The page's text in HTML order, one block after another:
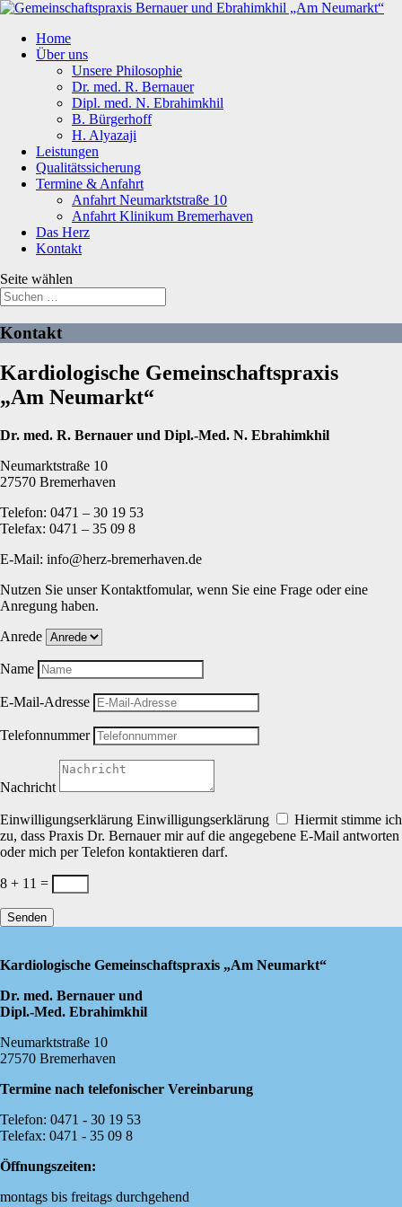
Home
Über uns
Unsere Philosophie
Dr. med. R. Bernauer
Dipl. med. N. Ebrahimkhil
B. Bürgerhoff
H. Alyazaji
Leistungen
Qualitätssicherung
Termine & Anfahrt
Anfahrt Neumarktstraße 10
Anfahrt Klinikum Bremerhaven
Das Herz
Kontakt
Seite wählen
Kontakt
Kardiologische Gemeinschaftspraxis
„Am Neumarkt“
Dr. med. R. Bernauer und Dipl.-Med. N. Ebrahimkhil
Neumarktstraße 10
27570 Bremerhaven
Telefon: 0471 – 30 19 53
Telefax: 0471 – 35 09 8
E-Mail: info@herz-bremerhaven.de
Nutzen Sie unser Kontaktfomular, wenn Sie eine Frage oder eine
Anregung haben.
Anrede
Name
E-Mail-Adresse
Telefonnummer
Nachricht
Einwilligungserklärung Einwilligungserklärung
Hiermit stimme ich
zu, dass Praxis Dr. Bernauer mir auf die angegebene E-Mail antworten
oder mich per Telefon kontaktieren darf.
8 + 11 =
Senden
Kardiologische Gemeinschaftspraxis „Am Neumarkt“
Dr. med. Bernauer und
Dipl.-Med. Ebrahimkhil
Neumarktstraße 10
27570 Bremerhaven
Termine nach telefonischer Vereinbarung
Telefon: 0471 - 30 19 53
Telefax: 0471 - 35 09 8
Öffnungszeiten:
montags bis freitags durchgehend